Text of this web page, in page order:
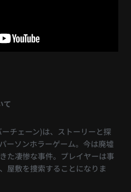
て
ーチェーン)は、ストーリーと探
ーソンホラーゲーム。今は廃墟
た凄惨な事件。プレイヤーは事
屋敷を捜索することになりま